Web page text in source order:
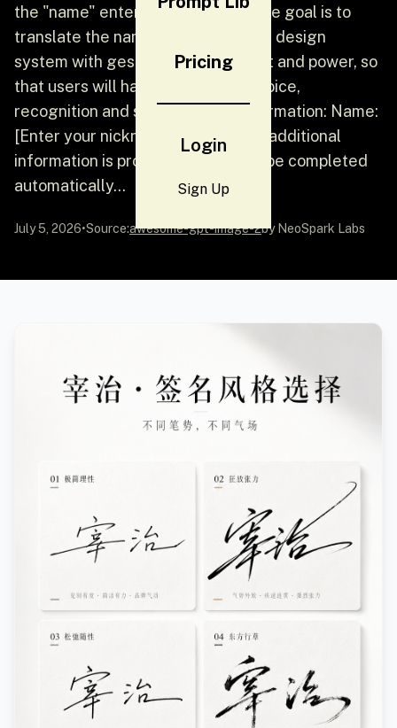
Pricing
Login
Sign Up
the "name" entered by the user. The goal is to
translate the name into a signature design
system with gesture, temperament and power, so
that users will have a desire for choice,
recognition and sharing. Enter information: Name:
[Enter your nickname] Requesting additional
information is prohibited and must be completed
automatically...
July 5, 2026•Source:awesome-gpt-image-2by NeoSpark Labs